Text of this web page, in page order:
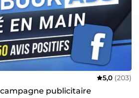
5,0 (203)
publicitaire